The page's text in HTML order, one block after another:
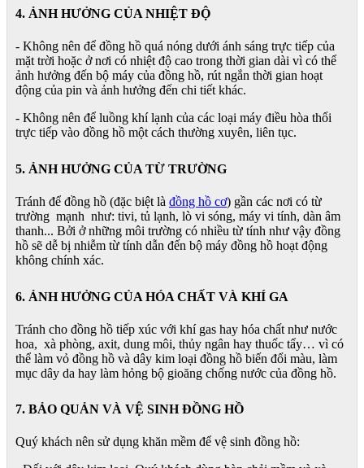
4. ẢNH HƯỞNG CỦA NHIỆT ĐỘ
- Không nên để đồng hồ quá nóng dưới ánh sáng trực tiếp của
mặt trời hoặc ở nơi có nhiệt độ cao trong thời gian dài vì có thể
ảnh hưởng đến bộ máy của đồng hồ, rút ngắn thời gian hoạt
động của pin và ảnh hưởng đến chi tiết khác.
- Không nên để luồng khí lạnh của các loại máy điều hòa thổi
trực tiếp vào đồng hồ một cách thường xuyên, liên tục.
5. ẢNH HƯỞNG CỦA TỪ TRƯỜNG
Tránh để đồng hồ (đặc biệt là đồng hồ cơ) gần các nơi có từ
trường mạnh như: tivi, tủ lạnh, lò vi sóng, máy vi tính, dàn âm
thanh... Bởi ở những môi trường có nhiều từ tính như vậy đồng
hồ sẽ dễ bị nhiễm từ tính dẫn đến bộ máy đồng hồ hoạt động
không chính xác.
6. ẢNH HƯỞNG CỦA HÓA CHẤT VÀ KHÍ GA
Tránh cho đồng hồ tiếp xúc với khí gas hay hóa chất như nước
hoa, xà phòng, axit, dung môi, thủy ngân hay thuốc tẩy… vì có
thể làm vỏ đồng hồ và dây kim loại đồng hồ biến đổi màu, làm
mục dây da hay làm hỏng bộ gioăng chống nước của đồng hồ.
7. BẢO QUẢN VÀ VỆ SINH ĐỒNG HỒ
Quý khách nên sử dụng khăn mềm để vệ sinh đồng hồ: